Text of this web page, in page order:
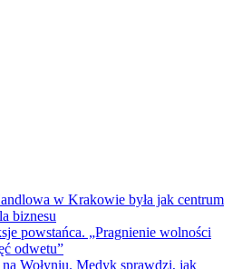
w Krakowie była jak centrum
biznesu
powstańca. „Pragnienie wolności
odwetu”
na Wołyniu. Medyk sprawdzi, jak